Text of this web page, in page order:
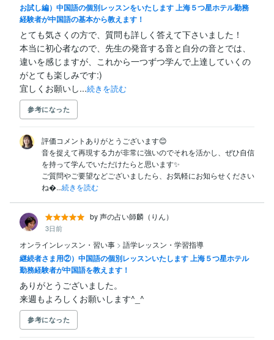
お試し編）中国語の個別レッスンをいたします 上海５つ星ホテル勤務
経験者が中国語の基本から教えます！
とても気さくの方で、質問も詳しく答えて下さいました！
本当に初心者なので、先生の発音する音と自分の音とでは、
違いを感じますが、これから一つずつ学んで上達していくの
がとても楽しみです:)
宜しくお願いし...続きを読む
参考になった
評価コメントありがとうございます😊
音を捉えて再現する力が非常に強いのでそれを活かし、ぜひ自信
を持って学んでいただけたらと思います✨️
ご質問やご要望などございましたら、お気軽にお知らせください
ね...続きを読む
by 声の占い師麟（りん）
3日前
オンラインレッスン・習い事 > 語学レッスン・学習指導
継続者さま用②）中国語の個別レッスンいたします 上海５つ星ホテル
勤務経験者が中国語を教えます！
ありがとうございました。
来週もよろしくお願いします^_^
参考になった